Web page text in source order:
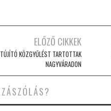
ELŐZŐ CIKKEK
KÖZGYŰLÉST TARTOTTAK
NAGYVÁRADON